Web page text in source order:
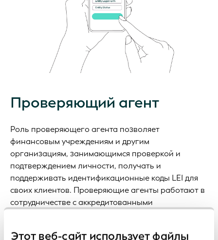
Этот веб-сайт использует файлы
Проверяющий агент
Роль проверяющего агента позволяет
финансовым учреждениям и другим
организациям, занимающимся проверкой и
подтверждением личности, получать и
поддерживать идентификационные коды LEI для
своих клиентов. Проверяющие агенты работают в
сотрудничестве с аккредитованными